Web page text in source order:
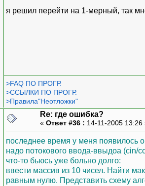
я решил перейти на 1-мерный, так
>FAQ ПО ПРОГР.
>ССЫЛКИ ПО ПРОГР.
>Правила"Неотложки"
Re: где ошибка?
« Ответ #36 : 14-11-2005
последнее время у меня появилось
надо потокового ввода-ввыдоа
что-то бьюсь уже больно долго:
ввести массив из 10 чисел. Найти
равным нулю. Представить схему